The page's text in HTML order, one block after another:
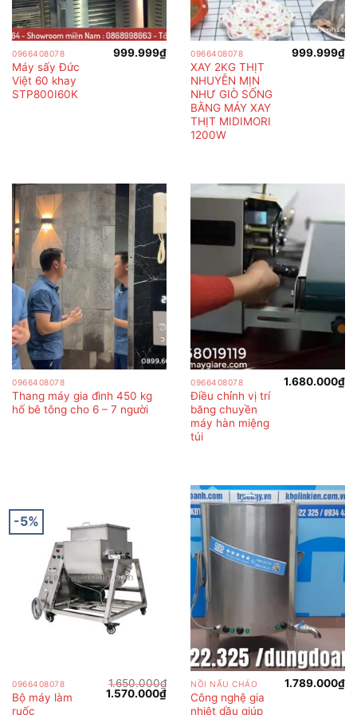
0966408078
Máy sấy Đức
Việt 60 khay
STP800I60K
999.999₫ 0966408078
XAY 2KG THỊT
NHUYỄN MỊN
NHƯ GIÒ SỐNG
BẰNG MÁY XAY
THỊT MIDIMORI
1200W
999.999₫
0966408078
Thang máy gia đình 450 kg
hố bê tông cho 6 – 7 người
0966408078
Điều chỉnh vị trí
băng chuyền
máy hàn miệng
túi
1.680.000₫
-5%
0966408078
Bộ máy làm
ruốc
1.650.000₫
Giá
1.570.000₫Giá
NỒI NẤU CHÁO
Công nghệ gia
nhiệt dầu giúp
1.789.000₫